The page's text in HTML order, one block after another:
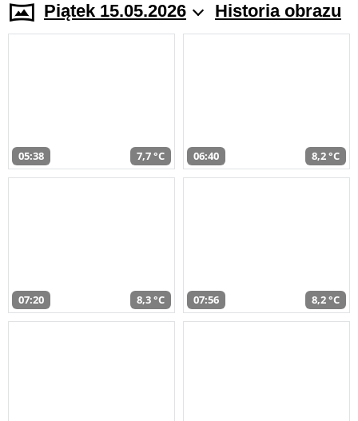
Piątek 15.05.2026 Historia obrazu
05:38 7,7 °C 06:40 8,2 °C
07:20 8,3 °C 07:56 8,2 °C